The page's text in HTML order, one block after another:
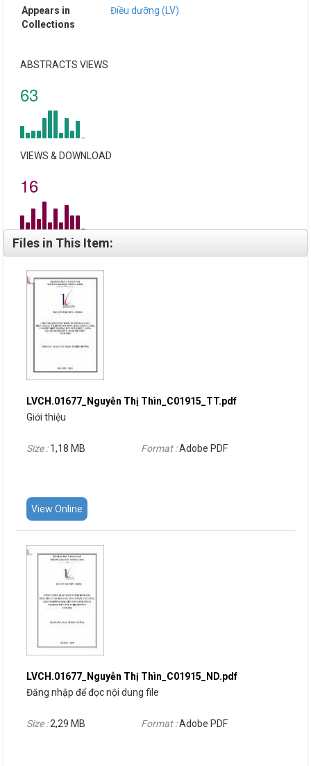
Appears in
Collections
Điều dưỡng (LV)
ABSTRACTS VIEWS
63
VIEWS & DOWNLOAD
16
Files in This Item:
LVCH.01677_Nguyễn Thị Thìn_C01915_TT.pdf
Giới thiệu
Size :1,18 MB Format :Adobe PDF
View Online
LVCH.01677_Nguyễn Thị Thìn_C01915_ND.pdf
Đăng nhập để đọc nội dung file
Size :2,29 MB Format :Adobe PDF